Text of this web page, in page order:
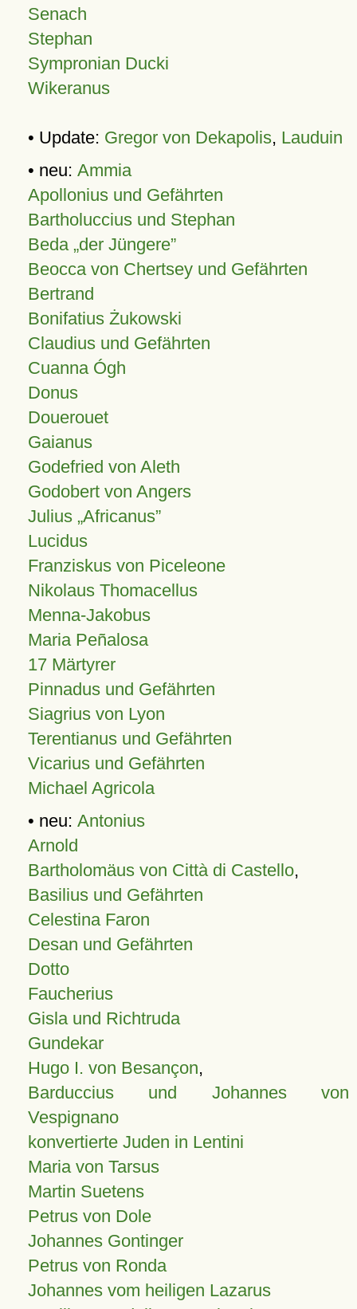
Senach
Stephan
Sympronian Ducki
Wikeranus
• Update: Gregor von Dekapolis, Lauduin
• neu: Ammia
Apollonius und Gefährten
Bartholuccius und Stephan
Beda „der Jüngere”
Beocca von Chertsey und Gefährten
Bertrand
Bonifatius Żukowski
Claudius und Gefährten
Cuanna Ógh
Donus
Douerouet
Gaianus
Godefried von Aleth
Godobert von Angers
Julius Africanus
Lucidus
Franziskus von Piceleone
Nikolaus Thomacellus
Menna-Jakobus
Maria Peñalosa
17 Märtyrer
Pinnadus und Gefährten
Siagrius von Lyon
Terentianus und Gefährten
Vicarius und Gefährten
Michael Agricola
• neu: Antonius
Arnold
Bartholomäus von Città di Castello,
Basilius und Gefährten
Celestina Faron
Desan und Gefährten
Dotto
Faucherius
Gisla und Richtruda
Gundekar
Hugo I. von Besançon,
Barduccius und Johannes von
Vespignano
konvertierte Juden in Lentini
Maria von Tarsus
Martin Suetens
Petrus von Dole
Johannes Gontinger
Petrus von Ronda
Johannes vom heiligen Lazarus